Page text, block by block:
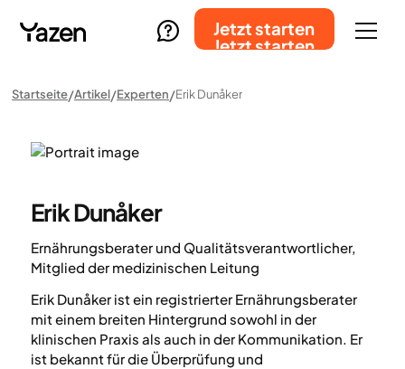
Jetzt starten
Jetzt starten
Startseite Artikel Experten Erik Dunåker
Erik Dunåker
Ernährungsberater und Qualitätsverantwortlicher,
Mitglied der medizinischen Leitung
Erik Dunåker ist ein registrierter Ernährungsberater
mit einem breiten Hintergrund sowohl in der
klinischen Praxis als auch in der Kommunikation. Er
ist bekannt für die Überprüfung und